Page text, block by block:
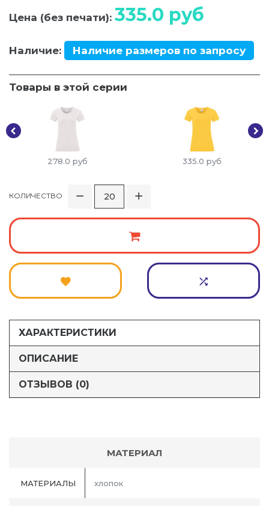
Цена (без печати): 335.0 руб
Наличие: Наличие размеров по запросу
Товары в этой серии
278.0 руб 335.0 руб
КОЛИЧЕСТВО
ХАРАКТЕРИСТИКИ
ОПИСАНИЕ
ОТЗЫВОВ (0)
МАТЕРИАЛ
МАТЕРИАЛЫ хлопок